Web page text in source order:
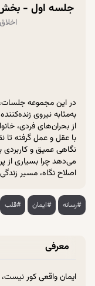
جلسه اول - بخش
اخلاق
در این مجموعه جلسات،
به‌مثابه نیروی
از بحران‌های فردی،
با عقل و عمل گرفته
نگاهی عمیق و
می‌دهد چرا بسیاری از
اصلاح نگاه، مسیر
#رسانه #ایمان #قلب
معرفی
ایمان واقعی کور